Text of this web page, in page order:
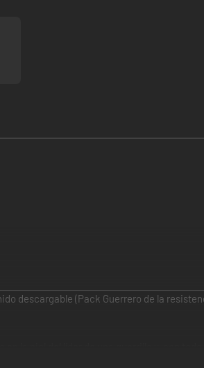
descargable (Pack Guerrero de la
la piel del líder de una guerrilla y, con todo